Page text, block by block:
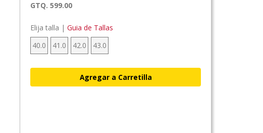
GTQ. 599.00
Elija talla | Guia de Tallas
40.0
41.0 42.0 43.0